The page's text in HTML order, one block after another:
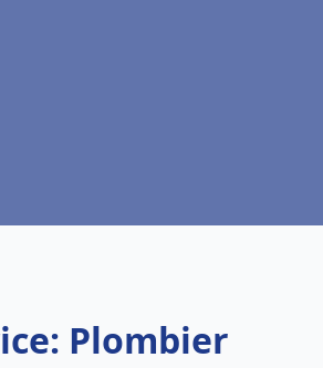
Plombier